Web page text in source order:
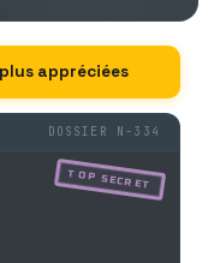
appréciées
DOSSIER N-334
TOP SECRET